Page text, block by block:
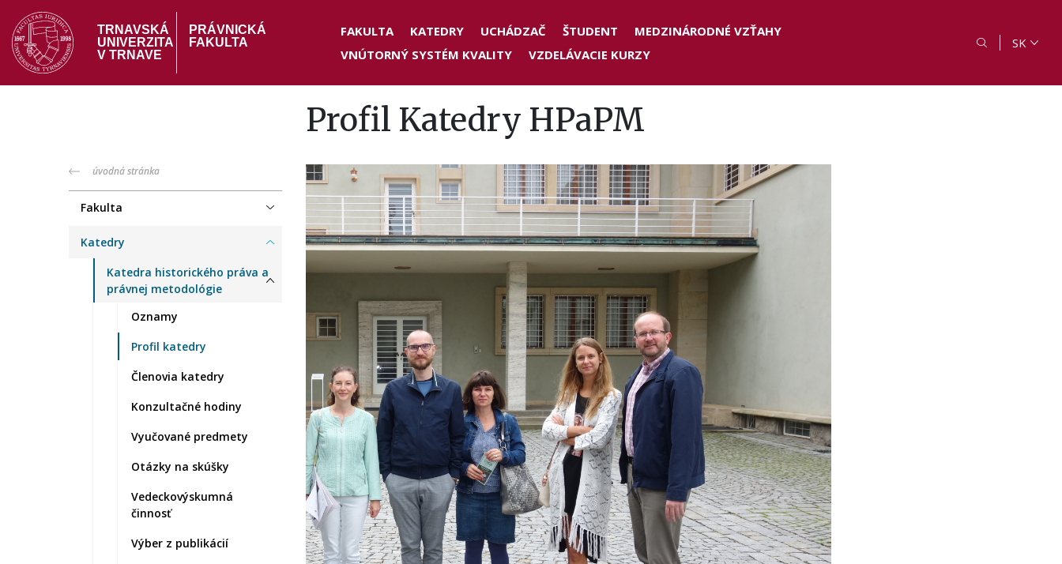
Skočiť
na
hlavný
obsah
TRNAVSKÁ
UNIVERZITA
V TRNAVE
PRÁVNICKÁ
FAKULTA
Header
menu
FAKULTA KATEDRY UCHÁDZAČ ŠTUDENT
MEDZINÁRODNÉ VZŤAHY
VNÚTORNÝ SYSTÉM KVALITY
VZDELÁVACIE KURZY
SK
Profil Katedry HPaPM
PF
menu
úvodná stránka
Fakulta
Katedry
Katedra historického práva a
právnej metodológie
Oznamy
Profil katedry
Členovia katedry
Konzultačné hodiny
Vyučované predmety
Otázky na skúšky
Vedeckovýskumná
činnosť
Výber z publikácií